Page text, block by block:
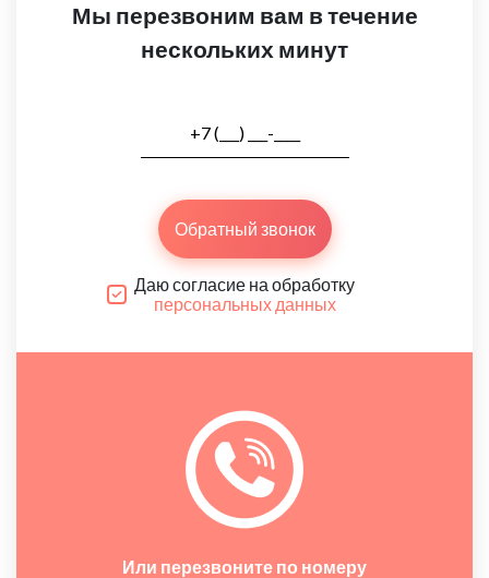
Мы перезвоним вам в течение
нескольких минут
Обратный звонок
Даю согласие на обработку
персональных данных
Или перезвоните по номеру